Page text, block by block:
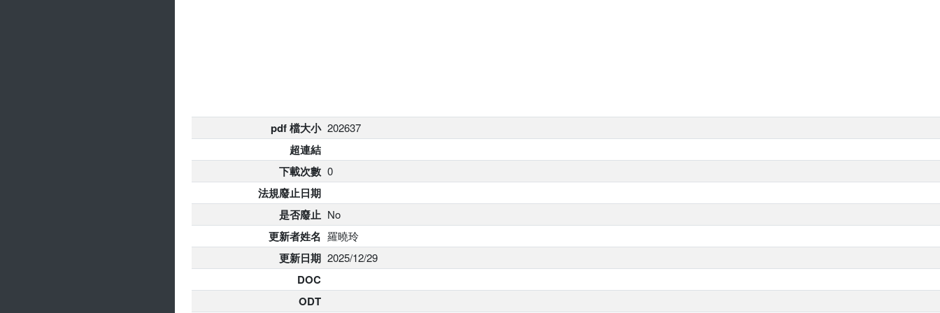
pdf 檔大小 202637
超連結
下載次數 0
法規廢止日期
是否廢止 No
更新者姓名 羅曉玲
更新日期 2025/12/29
DOC
ODT